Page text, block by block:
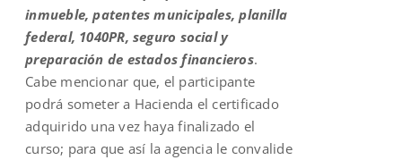
inmueble, patentes municipales, planilla
federal, 1040PR, seguro social y
preparación de estados financieros.
Cabe mencionar que, el participante
podrá someter a Hacienda el certificado
adquirido una vez haya finalizado el
curso; para que así la agencia le convalide